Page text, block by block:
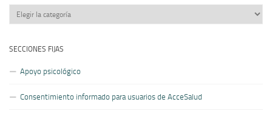
Nuestros
artículos
SECCIONES FIJAS
Apoyo psicológico
Consentimiento informado para usuarios de AcceSalud